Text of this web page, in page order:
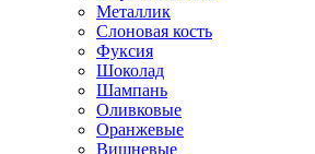
Металлик
Слоновая кость
Фуксия
Шоколад
Шампань
Оливковые
Оранжевые
Вишневые